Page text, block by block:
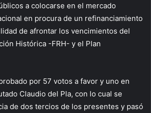
a colocarse en el mercado
en procura de un refinanciamiento
de afrontar los vencimientos del
Histórica -FRH- y el Plan
por 57 votos a favor y uno en
Claudio del Pla, con lo cual se
de dos tercios de los presentes y pasó